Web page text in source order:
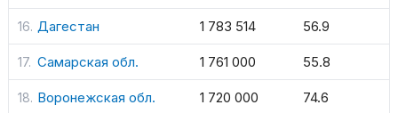
Дагестан 1 783 514 56.9
Самарская обл. 1 761 000 55.8
Воронежская обл. 1 720 000 74.6